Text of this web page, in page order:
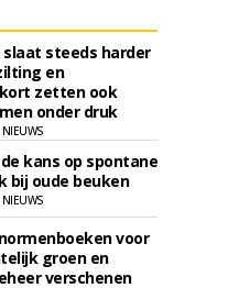
steeds harder
en
zetten ook
onder druk
kans op spontane
bij oude beuken
voor
groen en
verschenen